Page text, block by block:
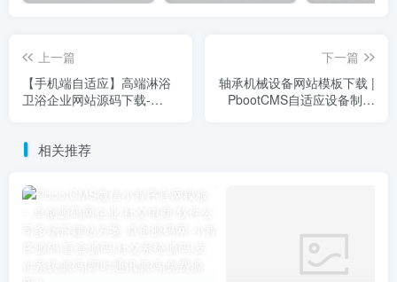
上一篇
【手机端自适应】高端淋浴
卫浴企业网站源码下载-
下一篇
轴承机械设备网站模板下载 |
PbootCMS自适应设备制造
相关推荐